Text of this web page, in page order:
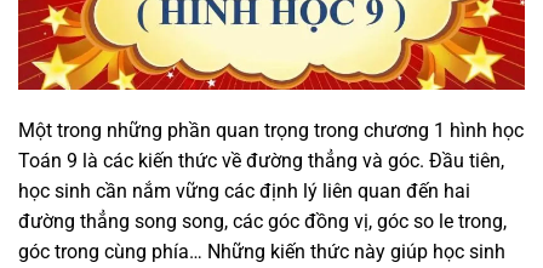
Một trong những phần quan trọng trong chương 1 hình học
Toán 9 là các kiến thức về đường thẳng và góc. Đầu tiên,
học sinh cần nắm vững các định lý liên quan đến hai
đường thẳng song song, các góc đồng vị, góc so le trong,
góc trong cùng phía… Những kiến thức này giúp học sinh